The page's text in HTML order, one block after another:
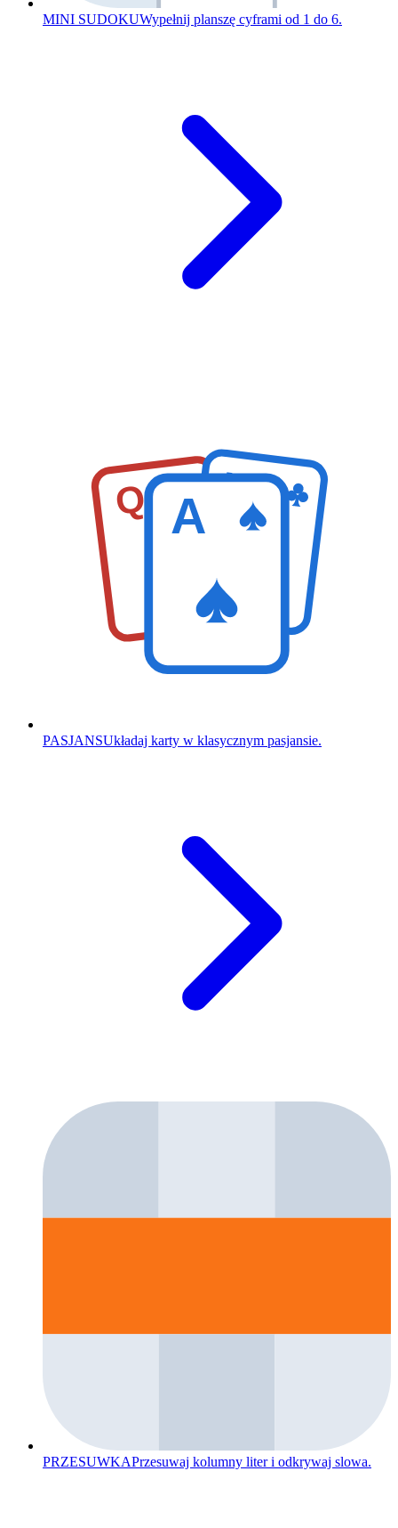
MINI SUDOKUWypełnij planszę cyframi od 1 do 6.
Q K
A
PASJANSUkładaj karty w klasycznym pasjansie.
PRZESUWKAPrzesuwaj kolumny liter i odkrywaj slowa.